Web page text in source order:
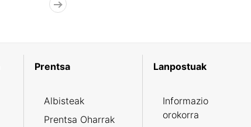
Prentsa
Albisteak
Prentsa Oharrak
Lanpostuak
Informazio
orokorra